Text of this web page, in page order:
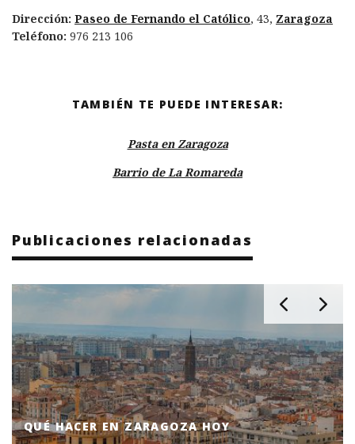
Dirección: Paseo de Fernando el Católico, 43, Zaragoza
Teléfono: 976 213 106
TAMBIÉN TE PUEDE INTERESAR:
Pasta en Zaragoza
Barrio de La Romareda
Publicaciones relacionadas
QUÉ HACER EN ZARAGOZA HOY